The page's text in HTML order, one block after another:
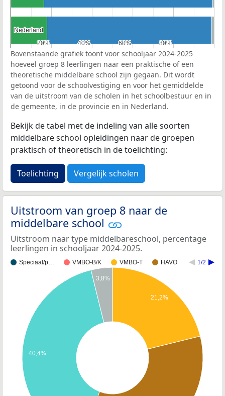
20%
20% 40%
40% 60%
60% 80%
80%
Nederland
Nederland
Bovenstaande grafiek toont voor schooljaar 2024-2025
hoeveel groep 8 leerlingen naar een praktische of een
theoretische middelbare school zijn gegaan. Dit wordt
getoond voor de schoolvestiging en voor het gemiddelde
van de uitstroom van de scholen in het schoolbestuur en in
de gemeente, in de provincie en in Nederland.
Bekijk de tabel met de indeling van alle soorten
middelbare school opleidingen naar de groepen
praktisch of theoretisch in de toelichting:
Toelichting Vergelijk scholen
Uitstroom van groep 8 naar de
middelbare school
Uitstroom naar type middelbareschool, percentage
leerlingen in schooljaar 2024-2025.
Speciaal/p… VMBO-B/K VMBO-T HAVO 1/2
21,2%
3,8%
40,4%